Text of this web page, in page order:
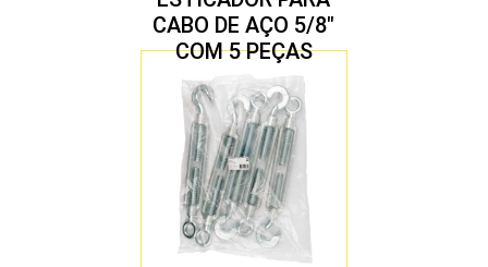
CABO DE AÇO 5/8″
COM 5 PEÇAS